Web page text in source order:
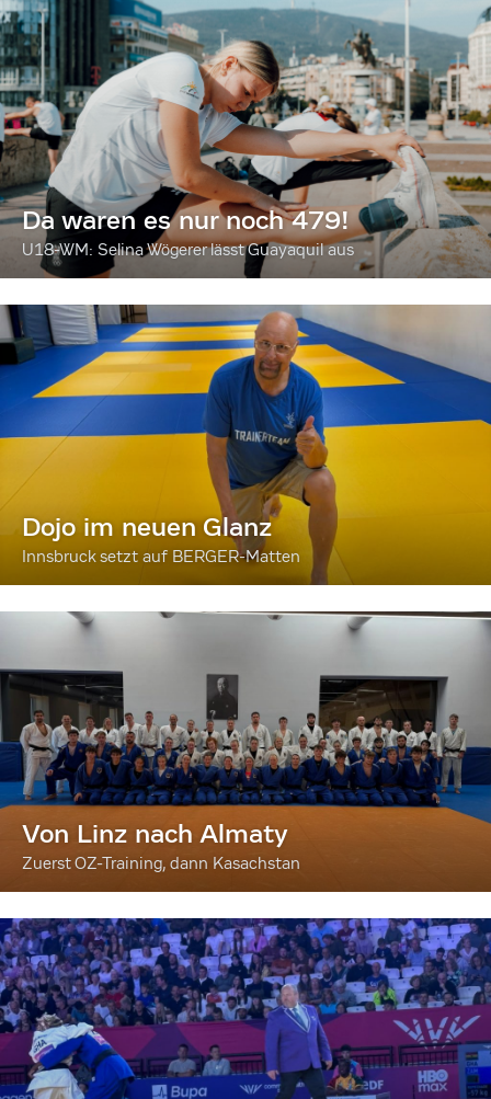
Da waren es nur noch 479!
U18-WM: Selina Wögerer lässt Guayaquil aus
Dojo im neuen Glanz
Innsbruck setzt auf BERGER-Matten
Von Linz nach Almaty
Zuerst OZ-Training, dann Kasachstan